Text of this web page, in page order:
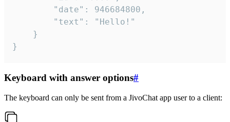
}
Keyboard with answer options#
The keyboard can only be sent from a JivoChat app user to a client: